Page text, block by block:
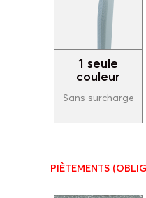
1 seule
couleur
Sans surcharge
PIÈTEMENTS